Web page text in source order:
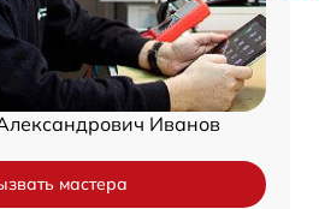
Иванов
мастера